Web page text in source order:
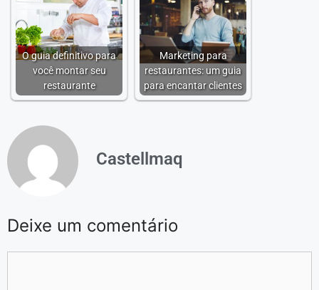
O guia definitivo para
você montar seu
restaurante
Marketing para
restaurantes: um guia
para encantar clientes
Castellmaq
Deixe um comentário